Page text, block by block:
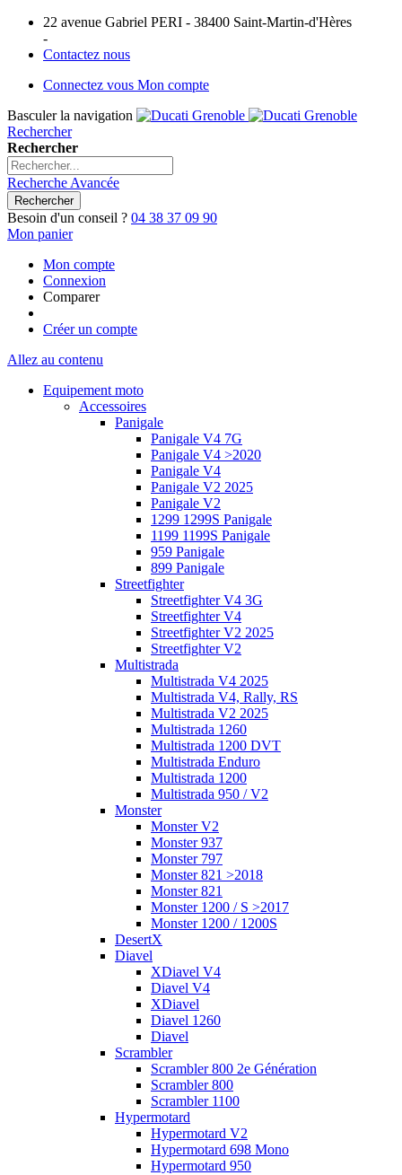
22 avenue Gabriel PERI - 38400 Saint-Martin-d'Hères
-
Contactez nous
Connectez vous Mon compte
Basculer la navigation
Rechercher
Rechercher
Recherche Avancée
Rechercher
Besoin d'un conseil ? 04 38 37 09 90
Mon panier
Mon compte
Connexion
Comparer
Créer un compte
Allez au contenu
Equipement moto
Accessoires
Panigale
Panigale V4 7G
Panigale V4 >2020
Panigale V4
Panigale V2 2025
Panigale V2
1299 1299S Panigale
1199 1199S Panigale
959 Panigale
899 Panigale
Streetfighter
Streetfighter V4 3G
Streetfighter V4
Streetfighter V2 2025
Streetfighter V2
Multistrada
Multistrada V4 2025
Multistrada V4, Rally, RS
Multistrada V2 2025
Multistrada 1260
Multistrada 1200 DVT
Multistrada Enduro
Multistrada 1200
Multistrada 950 / V2
Monster
Monster V2
Monster 937
Monster 797
Monster 821 >2018
Monster 821
Monster 1200 / S >2017
Monster 1200 / 1200S
DesertX
Diavel
XDiavel V4
Diavel V4
XDiavel
Diavel 1260
Diavel
Scrambler
Scrambler 800 2e Génération
Scrambler 800
Scrambler 1100
Hypermotard
Hypermotard V2
Hypermotard 698 Mono
Hypermotard 950